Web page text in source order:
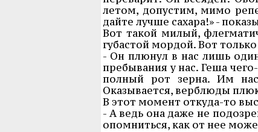
летом, допустим, мимо
дайте лучше сахара!» -
Вот такой милый,
губастой мордой. Вот
- Он плюнул в нас лишь
пребывания у нас. Геша
полный рот зерна. Им
Оказывается, верблюды
В этот момент откуда-то
- А ведь она даже не
опомниться, как от нее